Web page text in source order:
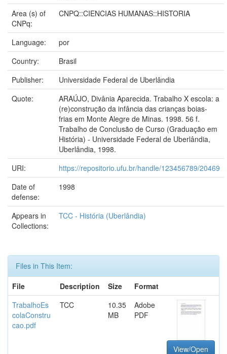
Area (s) of
CNPq:
CNPQ::CIENCIAS HUMANAS::HISTORIA
Language:
por
Country:
Brasil
Publisher:
Universidade Federal de Uberlândia
Quote:
ARAÚJO, Divânia Aparecida. Trabalho X escola: a
(re)construção da infância das crianças boias-
frias em Monte Alegre de Minas. 1998. 56 f.
Trabalho de Conclusão de Curso (Graduação em
História) - Universidade Federal de Uberlândia,
Uberlândia, 1998.
URI:
https://repositorio.ufu.br/handle/123456789/20469
Date of
defense:
1998
Appears in
Collections:
TCC - História (Uberlândia)
Files in This Item:
File
Description Size
Format
TrabalhoEs
colaConstru
cao.pdf
TCC
10.35
MB
Adobe
PDF
View/Open